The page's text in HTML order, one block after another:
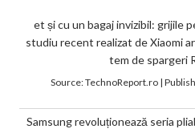
et și cu un bagaj invizibil: grijile
studiu recent realizat de Xiaomi
tem de spargeri
Source:TechnoReport.ro|
Samsung revoluționează seria